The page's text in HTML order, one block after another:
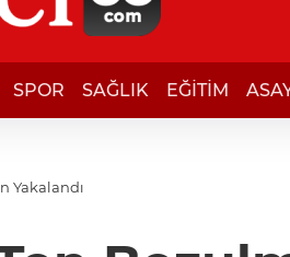
SPOR SAĞLIK EĞİTİM
Yakalandı